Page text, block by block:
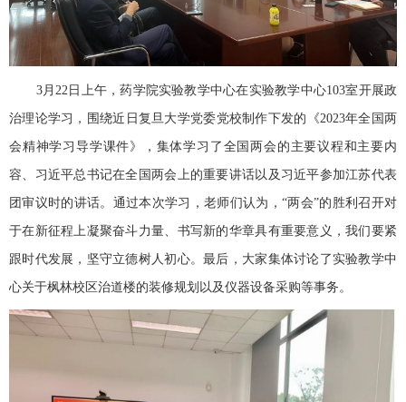
3月22日上午，药学院实验教学中心在实验教学中心103室开展政
治理论学习，围绕近日复旦大学党委党校制作下发的《2023年全国两
会精神学习导学课件》，集体学习了全国两会的主要议程和主要内
容、习近平总书记在全国两会上的重要讲话以及习近平参加江苏代表
团审议时的讲话。通过本次学习，老师们认为，“两会”的胜利召开对
于在新征程上凝聚奋斗力量、书写新的华章具有重要意义，我们要紧
跟时代发展，坚守立德树人初心。最后，大家集体讨论了实验教学中
心关于枫林校区治道楼的装修规划以及仪器设备采购等事务。